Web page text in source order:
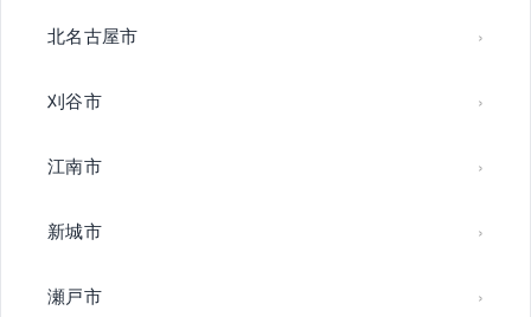
北名古屋市
刈谷市
江南市
新城市
瀬戸市